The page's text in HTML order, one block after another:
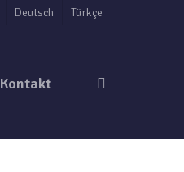
Deutsch Türkçe
Kontakt